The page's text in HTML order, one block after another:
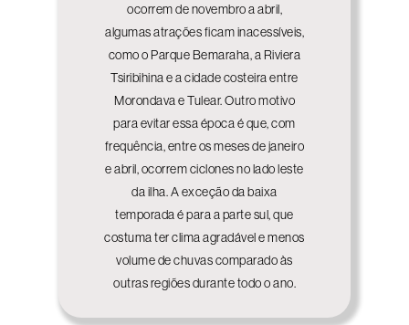
ocorrem de novembro a abril,
algumas atrações ficam inacessíveis,
como o Parque Bemaraha, a Riviera
Tsiribihina e a cidade costeira entre
Morondava e Tulear. Outro motivo
para evitar essa época é que, com
frequência, entre os meses de janeiro
e abril, ocorrem ciclones no lado leste
da ilha. A exceção da baixa
temporada é para a parte sul, que
costuma ter clima agradável e menos
volume de chuvas comparado às
outras regiões durante todo o ano.